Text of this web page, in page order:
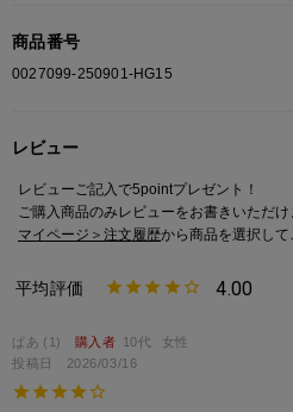
商品番号
0027099-250901-HG15
レビュー
レビューご記入で5pointプレゼント！
ご購入商品のみレビューをお書きいただけ
マイページ＞注文履歴から商品を選択し
4.00
ぱあ 1 購入者 10代
女性
投稿日
2026/03/16